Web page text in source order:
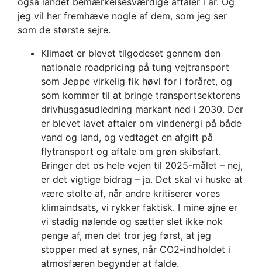
jeg vil her fremhæve nogle af dem, som jeg ser
som de største sejre.
Klimaet er blevet tilgodeset gennem den
nationale roadpricing på tung vejtransport
som Jeppe virkelig fik høvl for i foråret, og
som kommer til at bringe transportsektorens
drivhusgasudledning markant ned i 2030. Der
er blevet lavet aftaler om vindenergi på både
vand og land, og vedtaget en afgift på
flytransport og aftale om grøn skibsfart.
Bringer det os hele vejen til 2025-målet – nej,
er det vigtige bidrag – ja. Det skal vi huske at
være stolte af, når andre kritiserer vores
klimaindsats, vi rykker faktisk. I mine øjne er
vi stadig nølende og sætter slet ikke nok
penge af, men det tror jeg først, at jeg
stopper med at synes, når CO2-indholdet i
atmosfæren begynder at falde.